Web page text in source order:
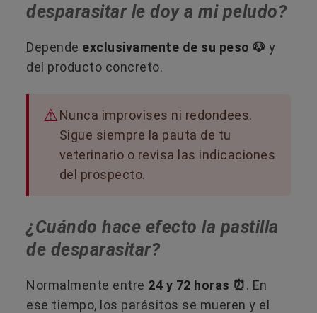
desparasitar le doy a mi peludo?
Depende exclusivamente de su peso 🐶 y
del producto concreto.
Nunca improvises ni redondees.
Sigue siempre la pauta de tu
veterinario o revisa las indicaciones
del prospecto.
¿Cuándo hace efecto la pastilla
de desparasitar?
Normalmente entre 24 y 72 horas ⏰. En
ese tiempo, los parásitos se mueren y el